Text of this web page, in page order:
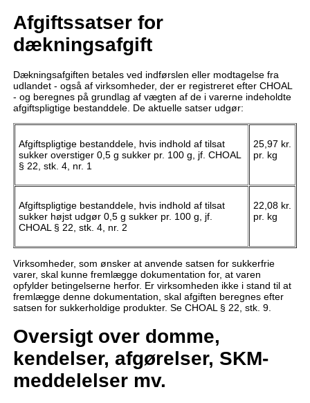
Afgiftssatser for
dækningsafgift
Dækningsafgiften betales ved indførslen eller modtagelse fra
udlandet - også af virksomheder, der er registreret efter CHOAL
- og beregnes på grundlag af vægten af de i varerne indeholdte
afgiftspligtige bestanddele. De aktuelle satser udgør:
Afgiftspligtige bestanddele, hvis indhold af tilsat
sukker overstiger 0,5 g sukker pr. 100 g, jf. CHOAL
§ 22, stk. 4, nr. 1
25,97 kr.
pr. kg
Afgiftspligtige bestanddele, hvis indhold af tilsat
sukker højst udgør 0,5 g sukker pr. 100 g, jf.
CHOAL § 22, stk. 4, nr. 2
22,08 kr.
pr. kg
Virksomheder, som ønsker at anvende satsen for sukkerfrie
varer, skal kunne fremlægge dokumentation for, at varen
opfylder betingelserne herfor. Er virksomheden ikke i stand til at
fremlægge denne dokumentation, skal afgiften beregnes efter
satsen for sukkerholdige produkter. Se CHOAL § 22, stk. 9.
Oversigt over domme,
kendelser, afgørelser, SKM-
meddelelser mv.